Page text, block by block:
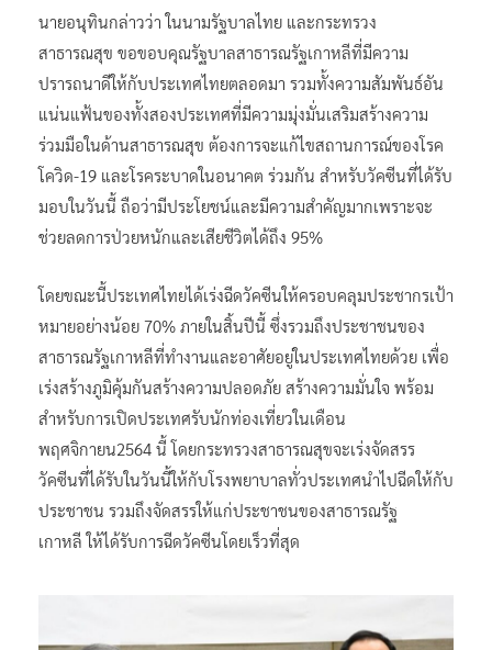
นายอนุทินกล่าวว่า ในนามรัฐบาลไทย และกระทรวง
สาธารณสุข ขอขอบคุณรัฐบาลสาธารณรัฐเกาหลีที่มีความ
ปรารถนาดีให้กับประเทศไทยตลอดมา รวมทั้งความสัมพันธ์อัน
แน่นแฟ้นของทั้งสองประเทศที่มีความมุ่งมั่นเสริมสร้างความ
ร่วมมือในด้านสาธารณสุข ต้องการจะแก้ไขสถานการณ์ของโรค
โควิด-19 และโรคระบาดในอนาคต ร่วมกัน สำหรับวัคซีนที่ได้รับ
มอบในวันนี้ ถือว่ามีประโยชน์และมีความสำคัญมากเพราะจะ
ช่วยลดการป่วยหนักและเสียชีวิตได้ถึง 95%
โดยขณะนี้ประเทศไทยได้เร่งฉีดวัคซีนให้ครอบคลุมประชากรเป้า
หมายอย่างน้อย 70% ภายในสิ้นปีนี้ ซึ่งรวมถึงประชาชนของ
สาธารณรัฐเกาหลีที่ทำงานและอาศัยอยู่ในประเทศไทยด้วย เพื่อ
เร่งสร้างภูมิคุ้มกันสร้างความปลอดภัย สร้างความมั่นใจ พร้อม
สำหรับการเปิดประเทศรับนักท่องเที่ยวในเดือน
พฤศจิกายน2564 นี้ โดยกระทรวงสาธารณสุขจะเร่งจัดสรร
วัคซีนที่ได้รับในวันนี้ให้กับโรงพยาบาลทั่วประเทศนำไปฉีดให้กับ
ประชาชน รวมถึงจัดสรรให้แก่ประชาชนของสาธารณรัฐ
เกาหลี ให้ได้รับการฉีดวัคซีนโดยเร็วที่สุด